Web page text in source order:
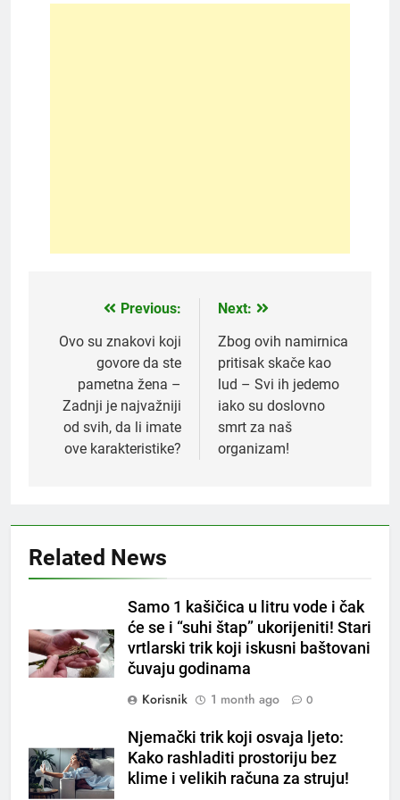
navigation
Previous:
Ovo su znakovi koji
govore da ste
pametna žena –
Zadnji je najvažniji
od svih, da li imate
ove karakteristike?
Next:
Zbog ovih namirnica
pritisak skače kao
lud – Svi ih jedemo
iako su doslovno
smrt za naš
organizam!
Related News
Samo 1 kašičica u litru vode i čak
će se i “suhi štap” ukorijeniti! Stari
vrtlarski trik koji iskusni baštovani
čuvaju godinama
Korisnik
1 month ago 0
Njemački trik koji osvaja ljeto:
Kako rashladiti prostoriju bez
klime i velikih računa za struju!
Čaj od lovora i cimeta – prirodni
napitak za svakodnevnu rutinu
OSTALO
ČISTAČ JETRE: Uzmite gutljaj
na prazan stomak i crijeva će
raditi kao sat, zaboravit ćete na
OSTALO